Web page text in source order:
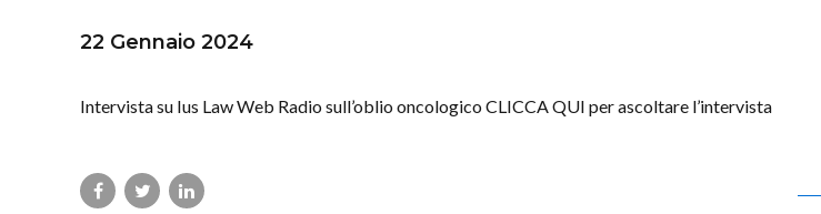
22 Gennaio 2024
Intervista su Ius Law Web Radio sull’oblio oncologico CLICCA QUI per ascoltare l’intervista